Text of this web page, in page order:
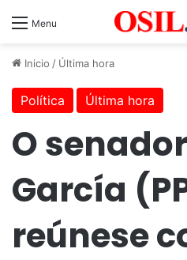
Menu
Inicio / Última hora
Política Última hora
O
García
reúnese